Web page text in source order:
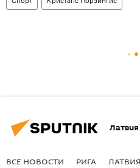
Латвия
ВСЕ НОВОСТИ РИГА ЛАТВИЯ